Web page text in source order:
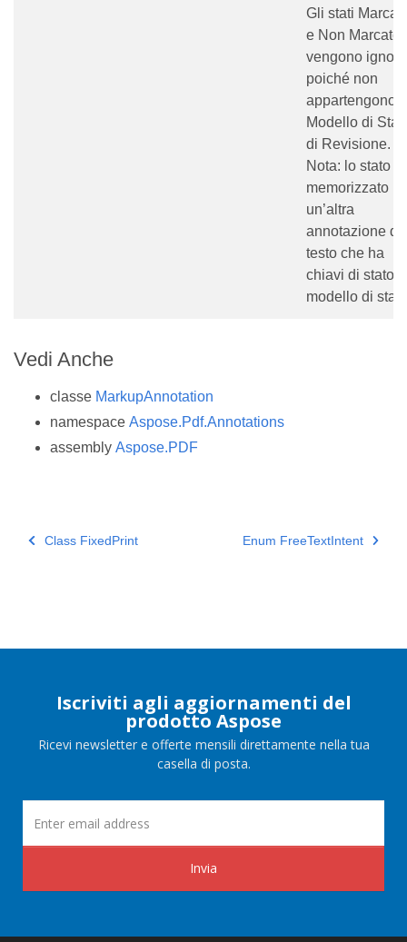
Gli stati
e Non Marcato
vengono
poiché non
appartengono
Modello di
di Revisione.
Nota: lo stato è
memorizzato in
un’altra
annotazione di
testo che ha
chiavi di stato e
modello di
Vedi Anche
classe MarkupAnnotation
namespace Aspose.Pdf.Annotations
assembly Aspose.PDF
Class FixedPrint Enum FreeTextIntent
Iscriviti agli aggiornamenti del
prodotto Aspose
Ricevi newsletter e offerte mensili direttamente nella tua
casella di posta.
Invia